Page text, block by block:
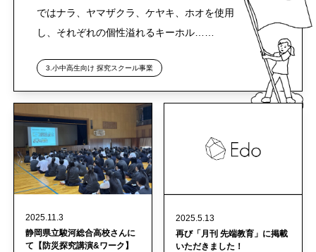
ではナラ、ヤマザクラ、ケヤキ、ホオを使用
し、それぞれの個性溢れるキーホル……
3.小中高生向け 探究スクール事業
2025.11.3
静岡県立駿河総合高校さんに
て【防災探究講演&ワーク】
2025.5.13
再び「月刊 先端教育」に掲載
いただきました！